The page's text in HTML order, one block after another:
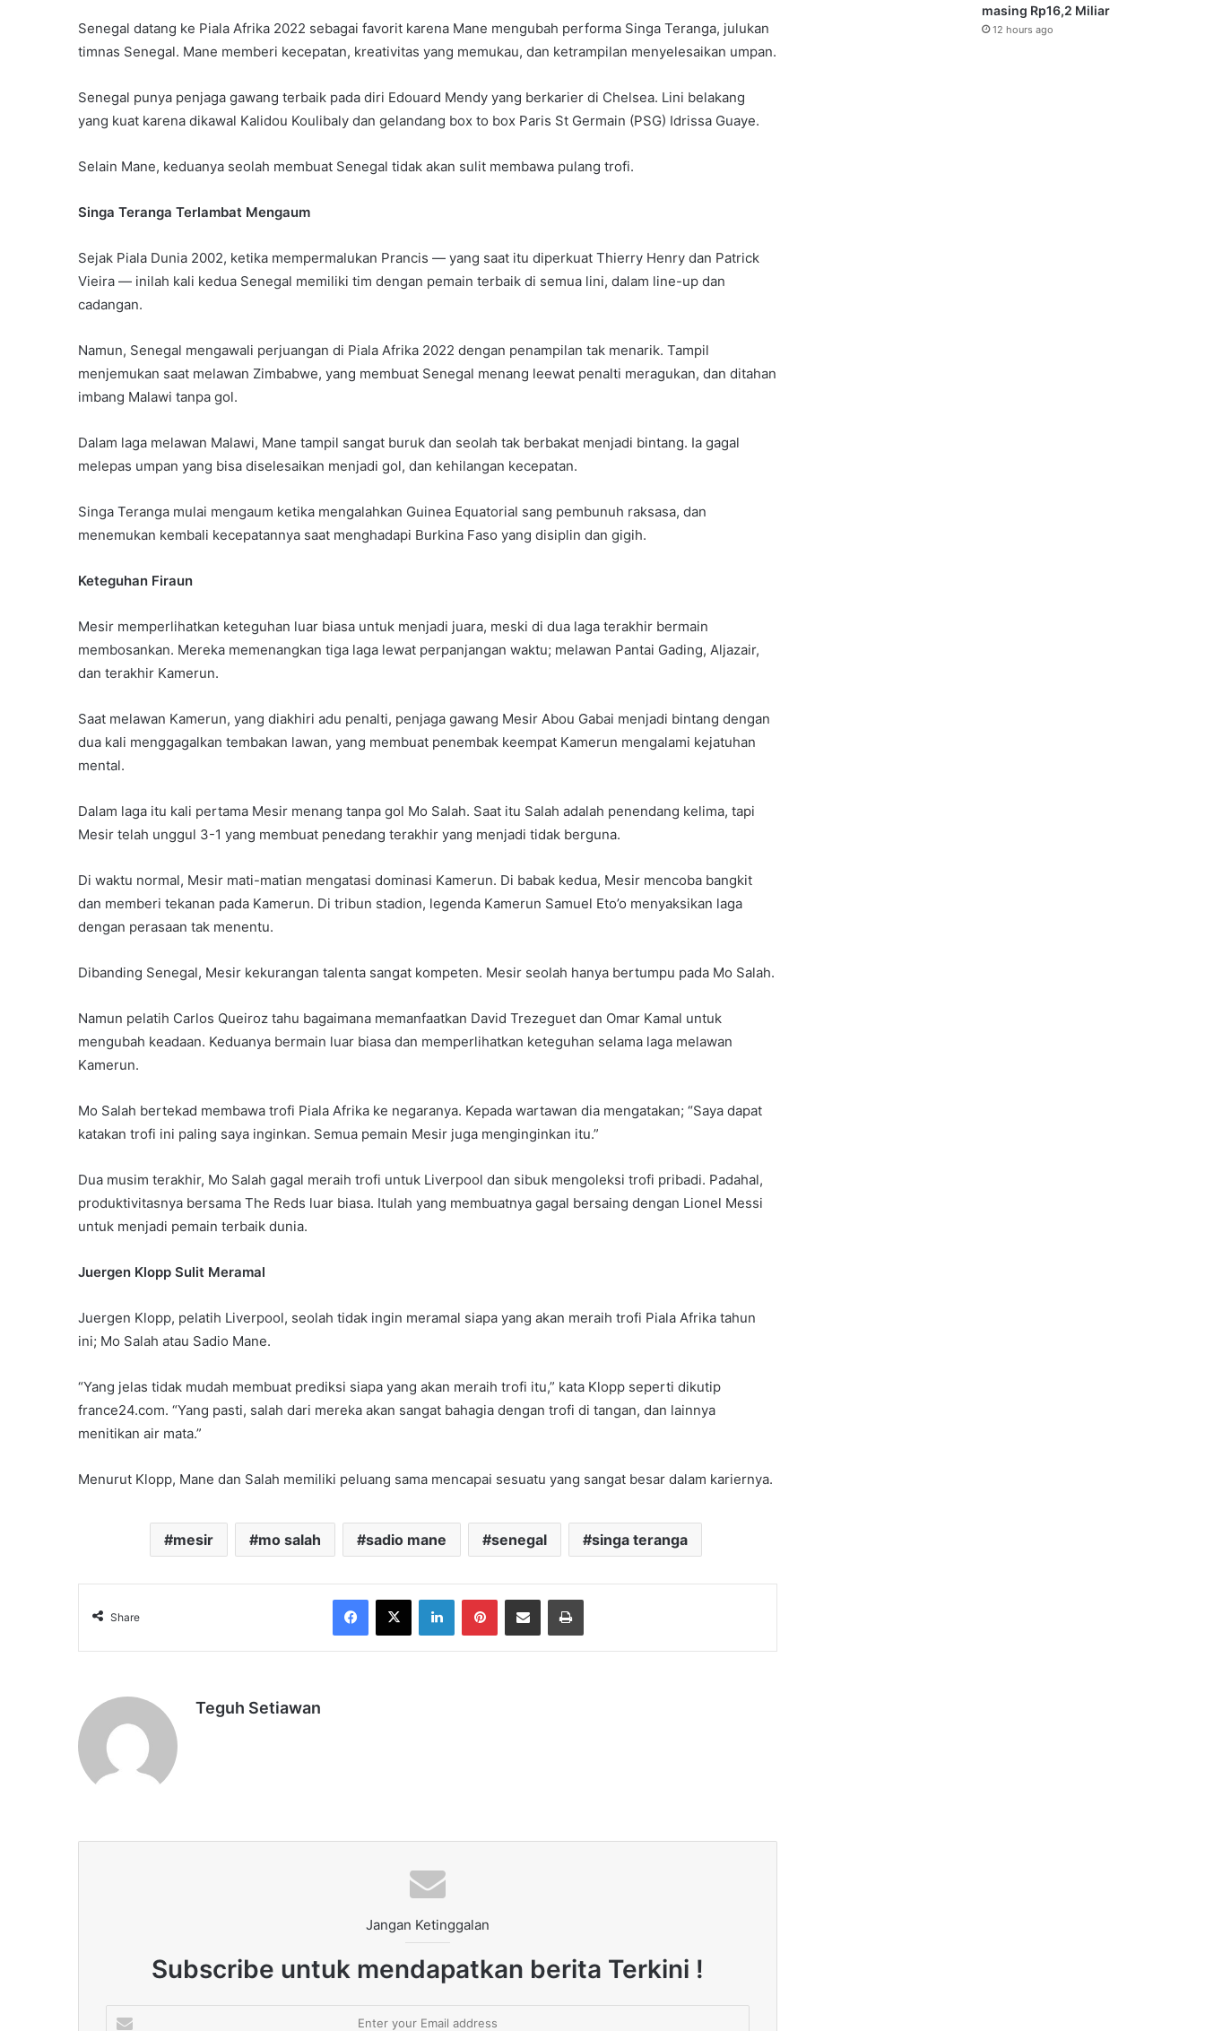
Senegal datang ke Piala Afrika 2022 sebagai favorit karena Mane mengubah performa Singa Teranga, julukan
timnas Senegal. Mane memberi kecepatan, kreativitas yang memukau, dan ketrampilan menyelesaikan umpan.
Senegal punya penjaga gawang terbaik pada diri Edouard Mendy yang berkarier di Chelsea. Lini belakang
yang kuat karena dikawal Kalidou Koulibaly dan gelandang box to box Paris St Germain (PSG) Idrissa Guaye.
Selain Mane, keduanya seolah membuat Senegal tidak akan sulit membawa pulang trofi.
Singa Teranga Terlambat Mengaum
Sejak Piala Dunia 2002, ketika mempermalukan Prancis — yang saat itu diperkuat Thierry Henry dan Patrick
Vieira — inilah kali kedua Senegal memiliki tim dengan pemain terbaik di semua lini, dalam line-up dan
cadangan.
Namun, Senegal mengawali perjuangan di Piala Afrika 2022 dengan penampilan tak menarik. Tampil
menjemukan saat melawan Zimbabwe, yang membuat Senegal menang leewat penalti meragukan, dan ditahan
imbang Malawi tanpa gol.
Dalam laga melawan Malawi, Mane tampil sangat buruk dan seolah tak berbakat menjadi bintang. Ia gagal
melepas umpan yang bisa diselesaikan menjadi gol, dan kehilangan kecepatan.
Singa Teranga mulai mengaum ketika mengalahkan Guinea Equatorial sang pembunuh raksasa, dan
menemukan kembali kecepatannya saat menghadapi Burkina Faso yang disiplin dan gigih.
Keteguhan Firaun
Mesir memperlihatkan keteguhan luar biasa untuk menjadi juara, meski di dua laga terakhir bermain
membosankan. Mereka memenangkan tiga laga lewat perpanjangan waktu; melawan Pantai Gading, Aljazair,
dan terakhir Kamerun.
Saat melawan Kamerun, yang diakhiri adu penalti, penjaga gawang Mesir Abou Gabai menjadi bintang dengan
dua kali menggagalkan tembakan lawan, yang membuat penembak keempat Kamerun mengalami kejatuhan
mental.
Dalam laga itu kali pertama Mesir menang tanpa gol Mo Salah. Saat itu Salah adalah penendang kelima, tapi
Mesir telah unggul 3-1 yang membuat penedang terakhir yang menjadi tidak berguna.
Di waktu normal, Mesir mati-matian mengatasi dominasi Kamerun. Di babak kedua, Mesir mencoba bangkit
dan memberi tekanan pada Kamerun. Di tribun stadion, legenda Kamerun Samuel Eto’o menyaksikan laga
dengan perasaan tak menentu.
Dibanding Senegal, Mesir kekurangan talenta sangat kompeten. Mesir seolah hanya bertumpu pada Mo Salah.
Namun pelatih Carlos Queiroz tahu bagaimana memanfaatkan David Trezeguet dan Omar Kamal untuk
mengubah keadaan. Keduanya bermain luar biasa dan memperlihatkan keteguhan selama laga melawan
Kamerun.
Mo Salah bertekad membawa trofi Piala Afrika ke negaranya. Kepada wartawan dia mengatakan; “Saya dapat
katakan trofi ini paling saya inginkan. Semua pemain Mesir juga menginginkan itu.”
Dua musim terakhir, Mo Salah gagal meraih trofi untuk Liverpool dan sibuk mengoleksi trofi pribadi. Padahal,
produktivitasnya bersama The Reds luar biasa. Itulah yang membuatnya gagal bersaing dengan Lionel Messi
untuk menjadi pemain terbaik dunia.
Juergen Klopp Sulit Meramal
Juergen Klopp, pelatih Liverpool, seolah tidak ingin meramal siapa yang akan meraih trofi Piala Afrika tahun
ini; Mo Salah atau Sadio Mane.
“Yang jelas tidak mudah membuat prediksi siapa yang akan meraih trofi itu,” kata Klopp seperti dikutip
france24.com. “Yang pasti, salah dari mereka akan sangat bahagia dengan trofi di tangan, dan lainnya
menitikan air mata.”
Menurut Klopp, Mane dan Salah memiliki peluang sama mencapai sesuatu yang sangat besar dalam kariernya.
mesir mo salah sadio mane senegal singa teranga
Share
Facebook
X LinkedInPinterestShare via Email Print
Teguh Setiawan
Jangan Ketinggalan
Subscribe untuk mendapatkan berita Terkini !
masing Rp16,2 Miliar
12 hours ago